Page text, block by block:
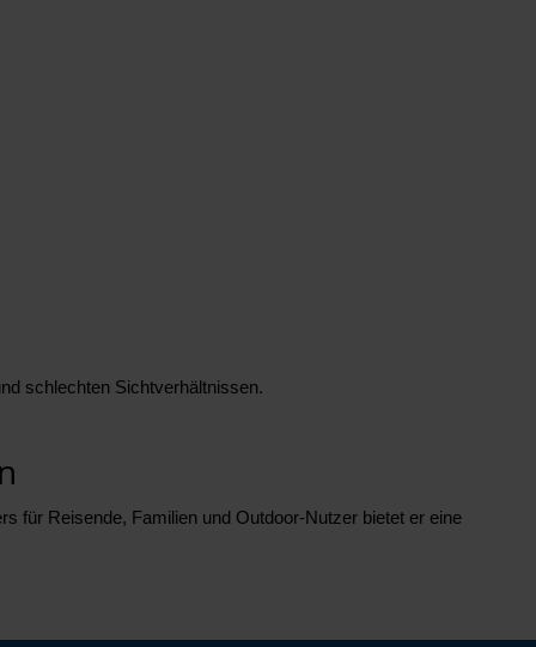
schlechten Sichtverhältnissen.
für Reisende, Familien und Outdoor-Nutzer bietet er eine